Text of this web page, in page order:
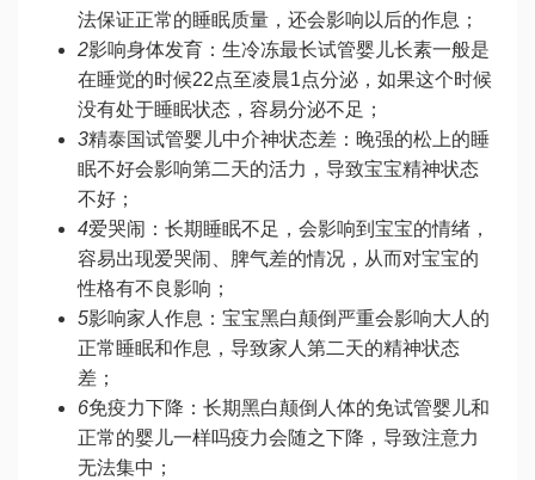
法保证正常的睡眠质量，还会影响以后的作息；
2影响身体发育：生冷冻最长试管婴儿长素一般是
在睡觉的时候22点至凌晨1点分泌，如果这个时候
没有处于睡眠状态，容易分泌不足；
3精泰国试管婴儿中介神状态差：晚强的松上的睡
眠不好会影响第二天的活力，导致宝宝精神状态
不好；
4爱哭闹：长期睡眠不足，会影响到宝宝的情绪，
容易出现爱哭闹、脾气差的情况，从而对宝宝的
性格有不良影响；
5影响家人作息：宝宝黑白颠倒严重会影响大人的
正常睡眠和作息，导致家人第二天的精神状态
差；
6免疫力下降：长期黑白颠倒人体的免试管婴儿和
正常的婴儿一样吗疫力会随之下降，导致注意力
无法集中；